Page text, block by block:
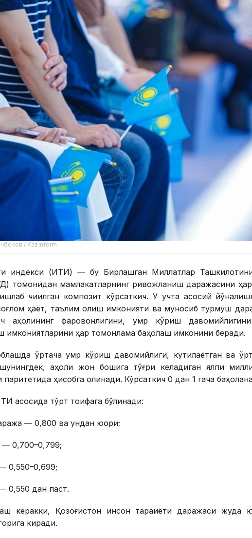
/ Kazinform
индекси (ИТИ) — бу Бирлашган Миллатлар
томонидан мамлакатларнинг ривожланиш даражасини
ишлаб чиқилган композит кўрсаткич. У учта асосий
ҳаёт, таълим олиш имконияти ва муносиб турмуш
аҳолининг фаровонлигини, умр кўриш
имкониятларини ҳар томонлама баҳолаш имконини беради.
ўртача умр кўриш давомийлиги, кутилаётган ва
аҳоли жон бошига тўғри келадиган ялпи
паритетида ҳисобга олинади. Кўрсаткич 0 дан 1 гача
асосида тўрт тоифага бўлинади:
— 0,800 ва ундан юқори;
— 0,700–0,799;
0,550–0,699;
0,550 дан паст.
керакки, Қозоғистон инсон тараққиёти даражаси жуда
киради.